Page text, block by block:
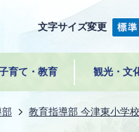
文字サイズ変更
育て・教育 観光・文
部 教育指導部 今津東小学校